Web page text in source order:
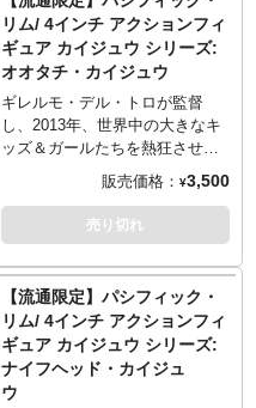
るトッド・マクファーレンによ
り立ち上げられたフィギュアメ
ーカー。自身の作品を筆頭に当
時最高峰といわれるクオリティ
でアクションフィギュアをリリ
ースし、90年代ここ日本でも”ア
メトイブーム”を巻き起こした中
応えあるコミックスが各1冊付属
し併せてディスプレイするも良
し、別々にコレクションするも
良しなアイテムです。
※付属のコミックは英語表記と
なります。
※パッケージは輸送用となりま
ある場合もございます。
リム/ 4インチ アクションフィ
ギュア カイジュウ シリーズ:
オオタチ・カイジュウ
ギレルモ・デル・トロが監督
し、2013年、世界中の大きなキ
ッズ＆ガールたちを熱狂させた
映画『パシフィック・リム』。
そんなSF映画に一石を投じた作
品が、マクファーレントイズか
らこの2023年にアクションフィ
ギュア化となりました！
販売価格： ¥3,500
売り切れ
【流通限定】パシフィック・
リム/ 4インチ アクションフィ
ギュア カイジュウ シリーズ:
ナイフヘッド・カイジュ
ウ